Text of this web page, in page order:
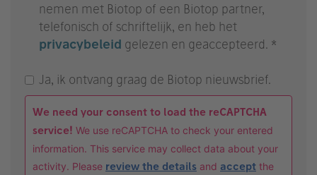
nemen met Biotop of een Biotop partner,
telefonisch of schriftelijk, en heb het
privacybeleid gelezen en geaccepteerd. *
Ja, ik ontvang graag de Biotop nieuwsbrief.
We need your consent to load the reCAPTCHA
service! We use reCAPTCHA to check your entered
information. This service may collect data about your
activity. Please review the details and accept the